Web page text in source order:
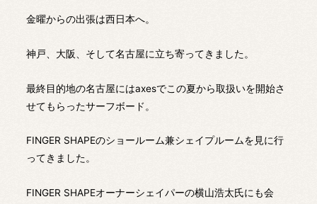
金曜からの出張は西日本へ。
神戸、大阪、そして名古屋に立ち寄ってきました。
最終目的地の名古屋にはaxesでこの夏から取扱いを開始さ
せてもらったサーフボード。
FINGER SHAPEのショールーム兼シェイプルームを見に行
ってきました。
FINGER SHAPEオーナーシェイパーの横山浩太氏にも会